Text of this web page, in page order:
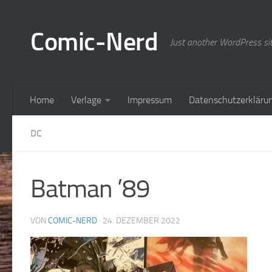
Comic-Nerd Just another WordPress
Home Verlage Impressum
DC
Batman ’89
VON COMIC-NERD · 24. DEZEMBER 2022